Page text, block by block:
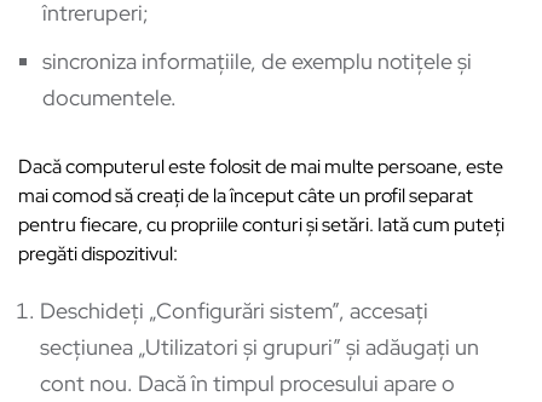
întreruperi;
sincroniza informațiile, de exemplu notițele și
documentele.
Dacă computerul este folosit de mai multe persoane, este
mai comod să creați de la început câte un profil separat
pentru fiecare, cu propriile conturi și setări. Iată cum puteți
pregăti dispozitivul:
Deschideți „Configurări sistem”, accesați
secțiunea „Utilizatori și grupuri” și adăugați un
cont nou. Dacă în timpul procesului apare o